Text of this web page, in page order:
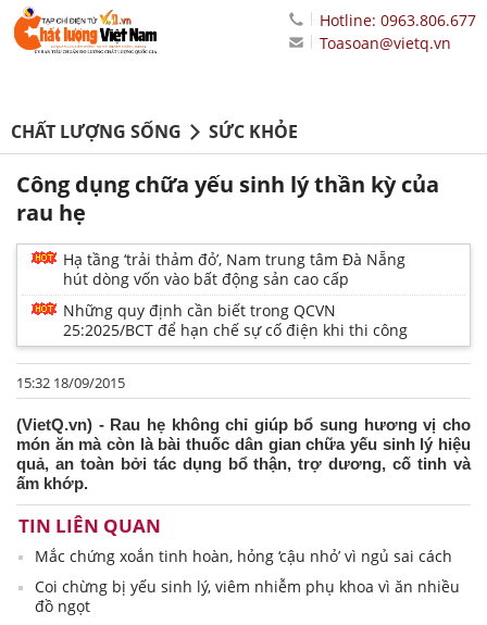
Hotline: 0963.806.677
Toasoan@vietq.vn
CHẤT LƯỢNG SỐNG SỨC KHỎE
Công dụng chữa yếu sinh lý thần kỳ của
rau hẹ
Hạ tầng ‘trải thảm đỏ’, Nam trung tâm Đà Nẵng
hút dòng vốn vào bất động sản cao cấp
Những quy định cần biết trong QCVN
25:2025/BCT để hạn chế sự cố điện khi thi công
15:32 18/09/2015
(VietQ.vn) - Rau hẹ không chỉ giúp bổ sung hương vị cho
món ăn mà còn là bài thuốc dân gian chữa yếu sinh lý hiệu
quả, an toàn bởi tác dụng bổ thận, trợ dương, cố tinh và
ấm khớp.
TIN LIÊN QUAN
Mắc chứng xoắn tinh hoàn, hỏng ‘cậu nhỏ’ vì ngủ sai cách
Coi chừng bị yếu sinh lý, viêm nhiễm phụ khoa vì ăn nhiều
đồ ngọt